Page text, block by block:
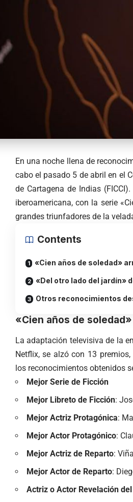
En una noche llena de
cabo el pasado 5 de abril en el
de Cartagena de Indias
iberoamericana, con la serie
grandes triunfadores de la
Contents
«Cien años de soledad»
«Del otro lado del jardín»
Otros reconocimientos
«Cien años de
La adaptación televisiva de la
Netflix, se alzó con 13
los reconocimientos obtenidos
Mejor Serie de Ficción
Mejor Libreto de Ficción:
Mejor Actriz Protagónica:
Mejor Actor Protagónico:
Mejor Actriz de Reparto:
Mejor Actor de Reparto:
Actriz o Actor Revelación